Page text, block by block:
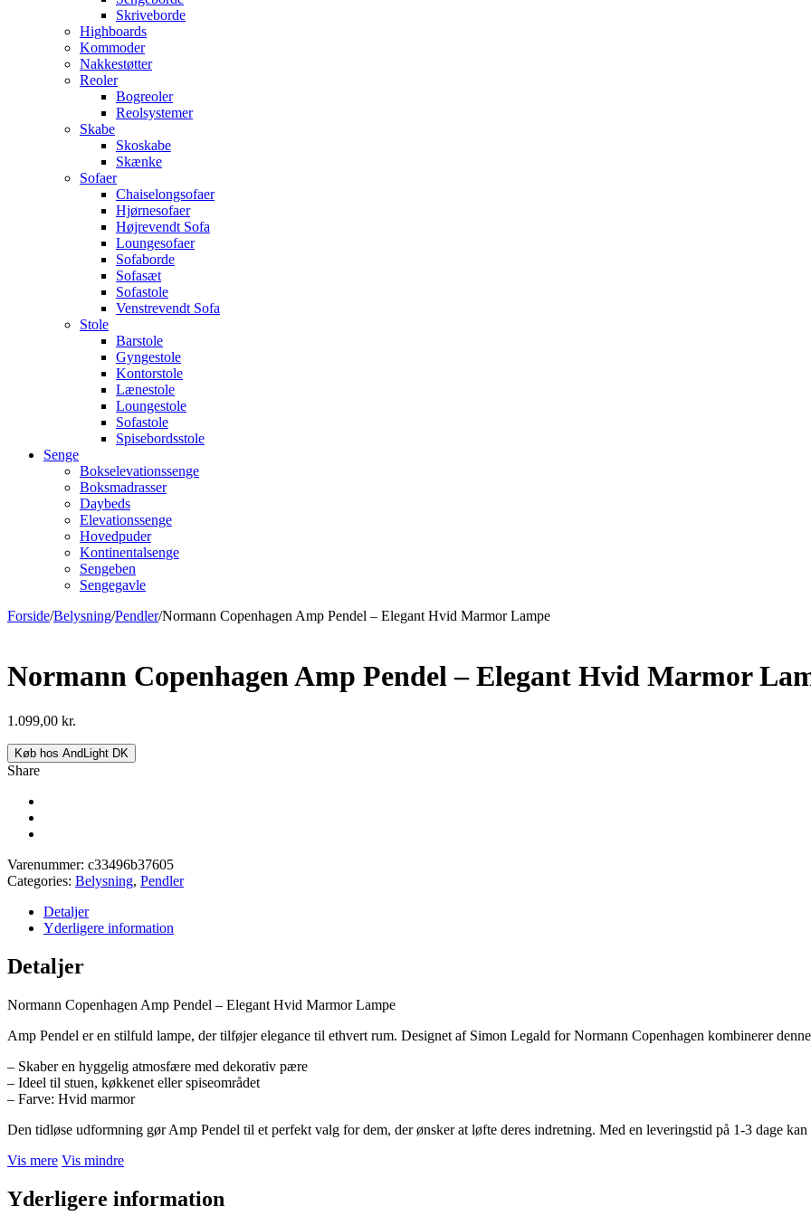
Skriveborde
Highboards
Kommoder
Nakkestøtter
Reoler
Bogreoler
Reolsystemer
Skabe
Skoskabe
Skænke
Sofaer
Chaiselongsofaer
Hjørnesofaer
Højrevendt Sofa
Loungesofaer
Sofaborde
Sofasæt
Sofastole
Venstrevendt Sofa
Stole
Barstole
Gyngestole
Kontorstole
Lænestole
Loungestole
Sofastole
Spisebordsstole
Senge
Bokselevationssenge
Boksmadrasser
Daybeds
Elevationssenge
Hovedpuder
Kontinentalsenge
Sengeben
Sengegavle
Forside/Belysning/Pendler/Normann Copenhagen Amp Pendel – Elegant Hvid Marmor Lampe
Normann Copenhagen Amp Pendel – Elegant Hvid Marmor
1.099,00 kr.
Køb hos AndLight DK
Share
Varenummer: c33496b37605
Categories: Belysning, Pendler
Detaljer
Yderligere information
Detaljer
Normann Copenhagen Amp Pendel – Elegant Hvid Marmor Lampe
Amp Pendel er en stilfuld lampe, der tilføjer elegance til ethvert rum. Designet af Simon Legald for Normann Copenhagen kombinerer
– Skaber en hyggelig atmosfære med dekorativ pære
– Ideel til stuen, køkkenet eller spiseområdet
– Farve: Hvid marmor
Den tidløse udformning gør Amp Pendel til et perfekt valg for dem, der ønsker at løfte deres indretning. Med en leveringstid på 1-3 dage
Vis mere Vis mindre
Yderligere information